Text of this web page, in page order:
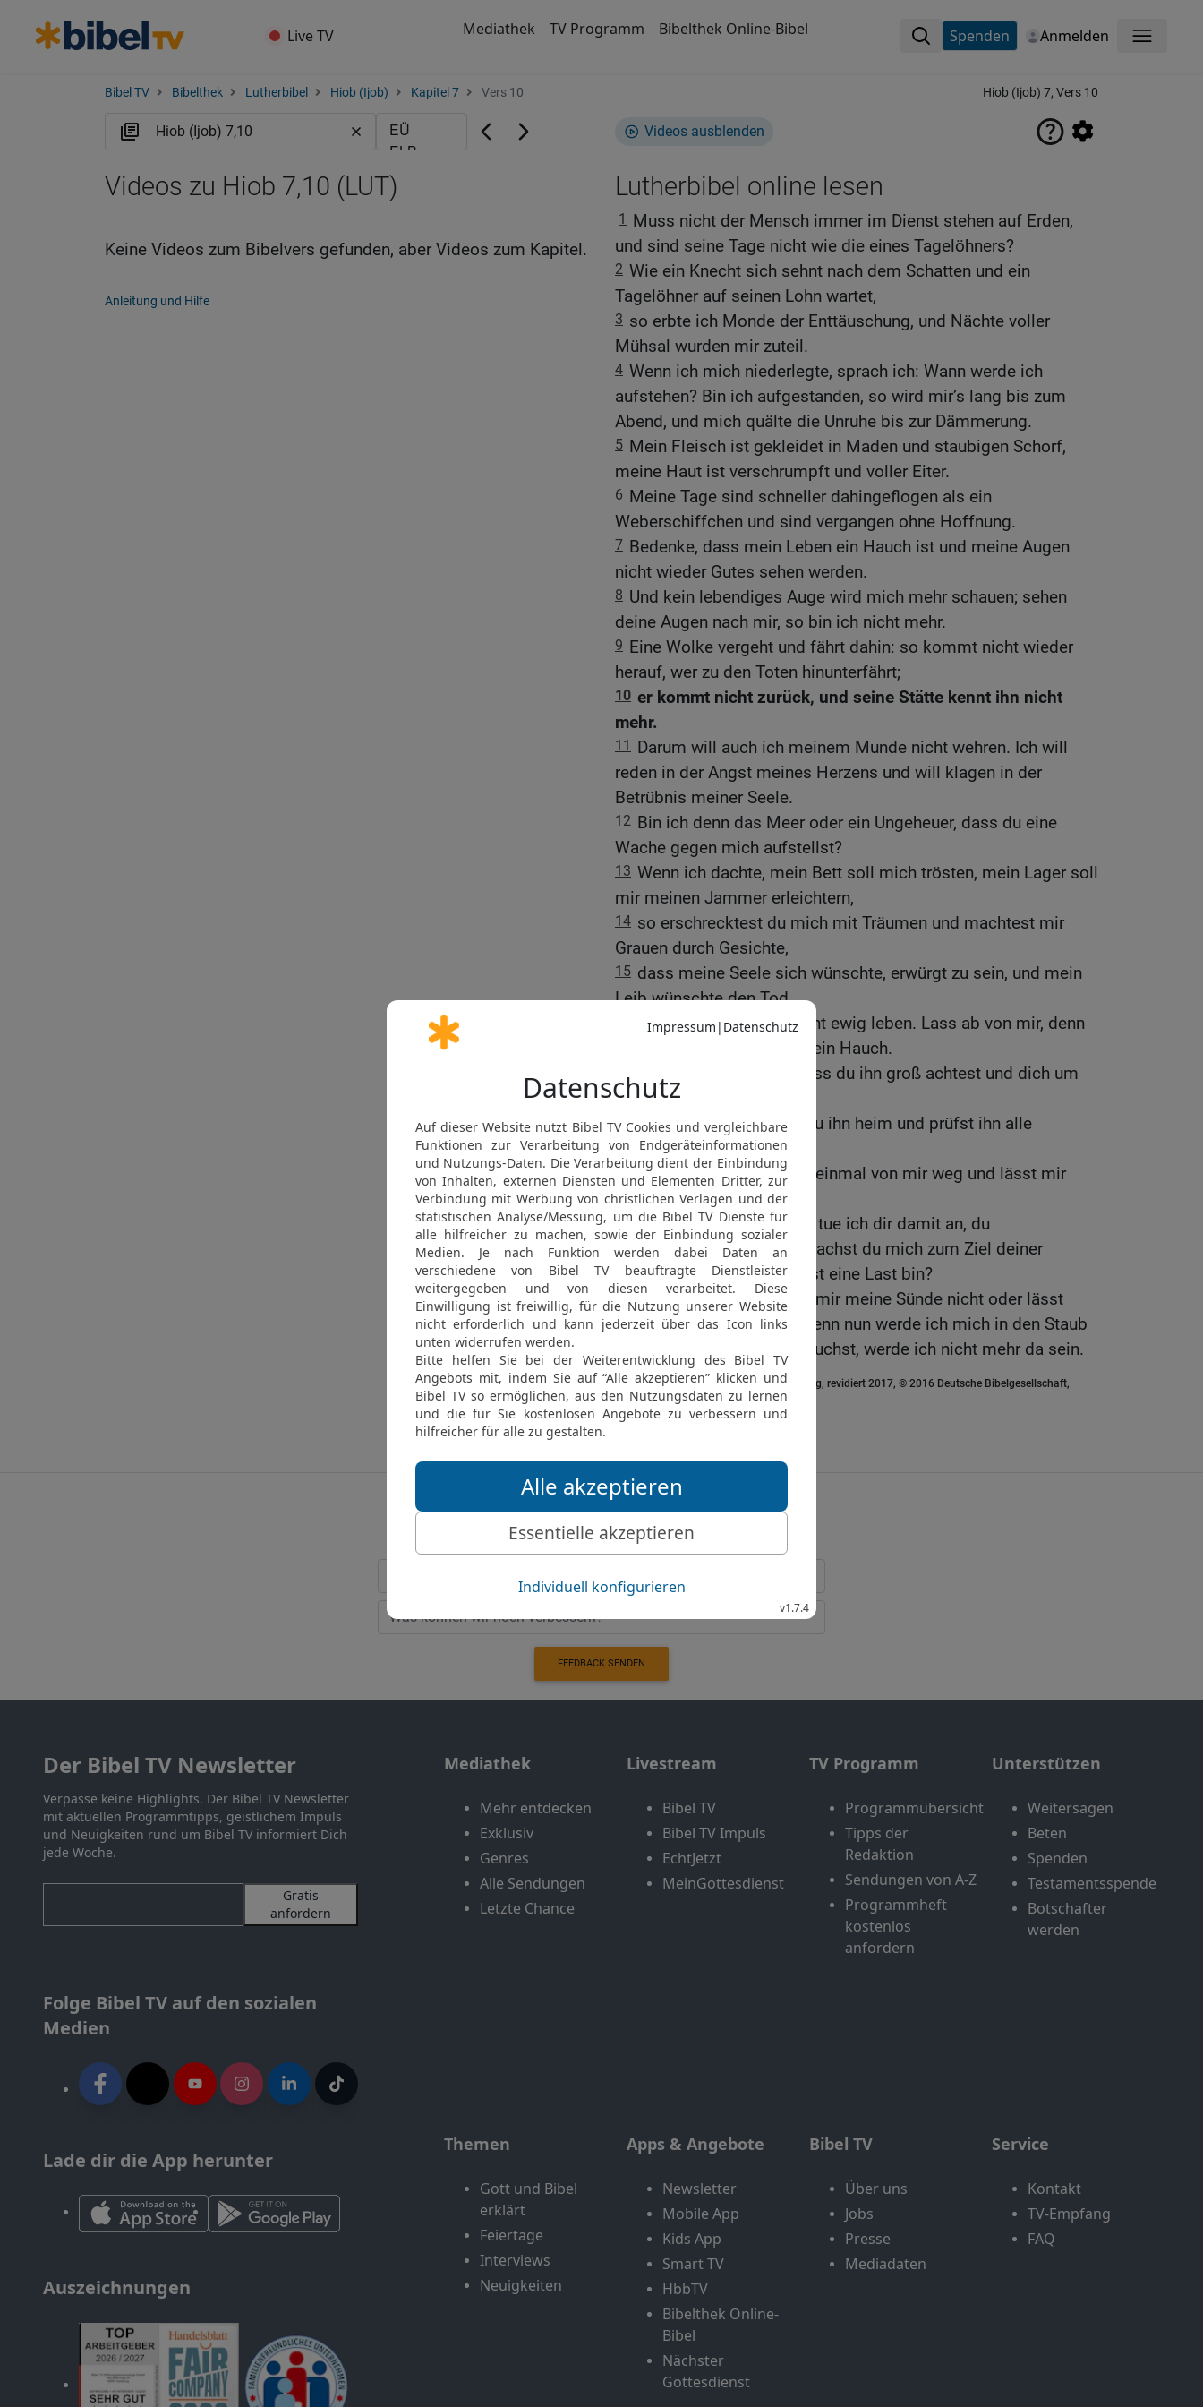
Live TV Mediathek TV Programm Bibelthek Online-Bibel Spenden Anmelden Menü
Bibel TV Bibelthek Lutherbibel Hiob (Ijob) Kapitel 7 Vers 10 Hiob (Ijob) 7, Vers 10
Videos ausblenden
Lutherbibel online lesen
1 Muss nicht der Mensch immer im Dienst stehen auf Erden,
und sind seine Tage nicht wie die eines Tagelöhners?
2 Wie ein Knecht sich sehnt nach dem Schatten und ein
Tagelöhner auf seinen Lohn wartet,
3 so erbte ich Monde der Enttäuschung, und Nächte voller
Mühsal wurden mir zuteil.
4 Wenn ich mich niederlegte, sprach ich: Wann werde ich
aufstehen? Bin ich aufgestanden, so wird mir’s lang bis zum
Abend, und mich quälte die Unruhe bis zur Dämmerung.
5 Mein Fleisch ist gekleidet in Maden und staubigen Schorf,
meine Haut ist verschrumpft und voller Eiter.
6 Meine Tage sind schneller dahingeflogen als ein
Weberschiffchen und sind vergangen ohne Hoffnung.
7 Bedenke, dass mein Leben ein Hauch ist und meine Augen
nicht wieder Gutes sehen werden.
8 Und kein lebendiges Auge wird mich mehr schauen; sehen
deine Augen nach mir, so bin ich nicht mehr.
9 Eine Wolke vergeht und fährt dahin: so kommt nicht wieder
herauf, wer zu den Toten hinunterfährt;
10 er kommt nicht zurück, und seine Stätte kennt ihn nicht
mehr.
11 Darum will auch ich meinem Munde nicht wehren. Ich will
reden in der Angst meines Herzens und will klagen in der
Betrübnis meiner Seele.
12 Bin ich denn das Meer oder ein Ungeheuer, dass du eine
Wache gegen mich aufstellst?
13 Wenn ich dachte, mein Bett soll mich trösten, mein Lager soll
mir meinen Jammer erleichtern,
14 so erschrecktest du mich mit Träumen und machtest mir
Grauen durch Gesichte,
15 dass meine Seele sich wünschte, erwürgt zu sein, und mein
Leib wünschte den Tod.
Ich vergehe! Ich will nicht ewig leben. Lass ab von mir, denn
meine Tage sind nur noch ein Hauch.
Was ist der Mensch, dass du ihn groß achtest und dich um
ihn bekümmerst?
18 Jeden Morgen suchst du ihn heim und prüfst ihn alle
Stunden.
19 Warum blickst du nicht einmal von mir weg und lässt mir
keinen Atemzug Ruhe?
20 Hab ich gesündigt, was tue ich dir damit an, du
Menschenhüter? Warum machst du mich zum Ziel deiner
Anläufe, dass ich mir selbst eine Last bin?
21 Und warum vergibst du mir meine Sünde nicht oder lässt
meine Schuld hingehen? Denn nun werde ich mich in den Staub
legen, und wenn du mich suchst, werde ich nicht mehr da sein.
Die Bibel nach Martin Luthers Übersetzung, revidiert 2017, © 2016 Deutsche Bibelgesellschaft,
Stuttgart
Videos zu Hiob 7,10 (LUT)
Keine Videos zum Bibelvers gefunden, aber Videos zum Kapitel.
Anleitung und Hilfe
Möchtest du uns Feedback geben?
Bewertung der Bibelthek
FEEDBACK SENDEN
Der Bibel TV Newsletter
Verpasse keine Highlights. Der Bibel TV Newsletter
mit aktuellen Programmtipps, geistlichem Impuls
und Neuigkeiten rund um Bibel TV informiert Dich
jede Woche.
Gratis
anfordern
Folge Bibel TV auf den sozialen
Medien
Lade dir die App herunter
Auszeichnungen
Mediathek
Mehr entdecken
Exklusiv
Genres
Alle Sendungen
Letzte Chance
Livestream
Bibel TV
Bibel TV Impuls
EchtJetzt
MeinGottesdienst
TV Programm
Programmübersicht
Tipps der
Redaktion
Sendungen von A-Z
Programmheft
kostenlos
anfordern
Unterstützen
Weitersagen
Beten
Spenden
Testamentsspende
Botschafter
werden
Themen
Gott und Bibel
erklärt
Feiertage
Interviews
Neuigkeiten
Apps & Angebote
Newsletter
Mobile App
Kids App
Smart TV
HbbTV
Bibelthek Online-
Bibel
Nächster
Gottesdienst
Bibel TV
Über uns
Jobs
Presse
Mediadaten
Service
Kontakt
TV-Empfang
FAQ